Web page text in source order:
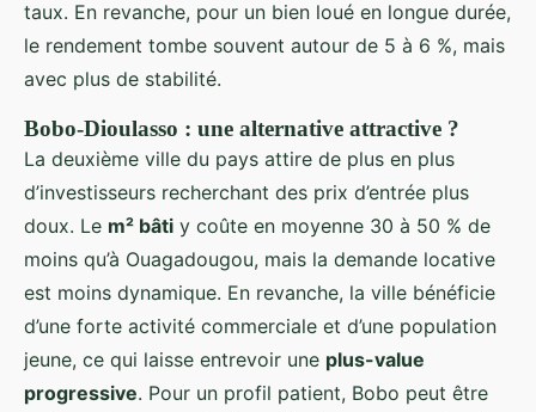
taux. En revanche, pour un bien loué en longue durée,
le rendement tombe souvent autour de 5 à 6 %, mais
avec plus de stabilité.
Bobo-Dioulasso : une alternative attractive ?
La deuxième ville du pays attire de plus en plus
d’investisseurs recherchant des prix d’entrée plus
doux. Le m² bâti y coûte en moyenne 30 à 50 % de
moins qu’à Ouagadougou, mais la demande locative
est moins dynamique. En revanche, la ville bénéficie
d’une forte activité commerciale et d’une population
jeune, ce qui laisse entrevoir une plus-value
progressive. Pour un profil patient, Bobo peut être